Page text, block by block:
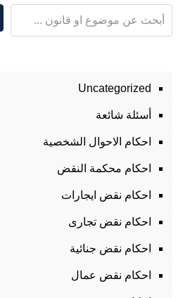
Uncategorized
أسئلة شائعة
احكام الاحوال الشخصية
احكام محكمة النقض
احكام نقض ايجارات
احكام نقض تجارى
احكام نقض جنائية
احكام نقض عمال